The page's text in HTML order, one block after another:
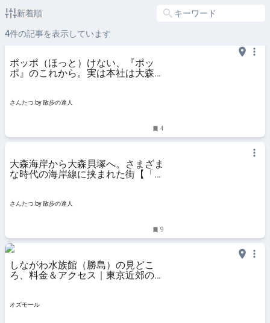
新着順
4件の記事を表示しています
ポッポ（ほっと）けない、『ポッ
ポ』のこれから。実は本社は大森な
さんたつ by 散歩の達人
4
大森海岸から大森貝塚へ。さまざま
な時代の海岸線に挟まれた街【「水
さんたつ by 散歩の達人
9
しながわ水族館（勝島）の見どこ
ろ、料金＆アクセス｜東京近郊の水
オズモール